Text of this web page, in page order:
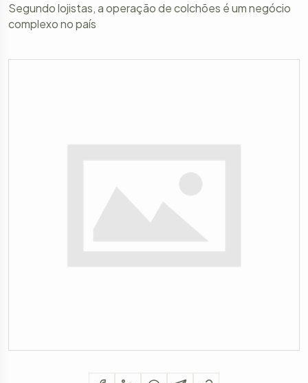
Segundo lojistas, a operação de colchões é um negócio
complexo no país